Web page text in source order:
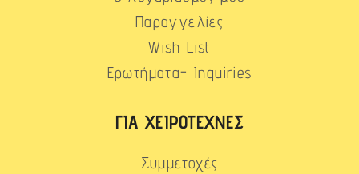
Παραγγελίες
Wish List
Ερωτήματα- Inquiries
ΓΙΑ ΧΕΙΡΟΤΈΧΝΕΣ
Συμμετοχές